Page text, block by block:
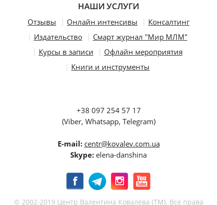
НАШИ УСЛУГИ
Отзывы Онлайн интенсивы
Консалтинг
Издательство
Смарт журнал "Мир МЛМ"
Курсы в записи
Офлайн мероприятия
Книги и инструменты
+38 097 254 57 17
(Viber, Whatsapp, Telegram)
E-mail: centr@kovalev.com.ua
Skype: elena-danshina
© 2002-2019 Центр Валентина Ковалёва (ТМ). Все права